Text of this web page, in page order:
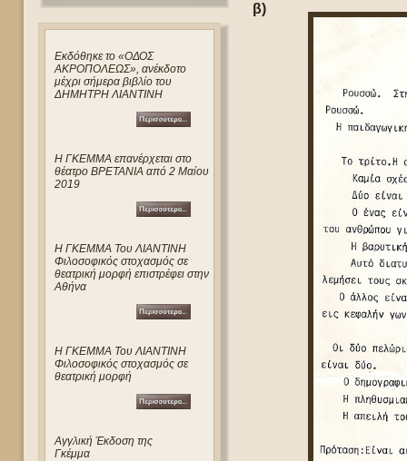
Eκδόθηκε το «ΟΔΟΣ
ΑΚΡΟΠΟΛΕΩΣ», ανέκδοτο
μέχρι σήμερα βιβλίο του
ΔΗΜΗΤΡΗ ΛΙΑΝΤΙΝΗ
Η ΓΚΕΜΜΑ επανέρχεται στο
θέατρο ΒΡΕΤΑΝΙΑ από 2 Μαίου
2019
Η ΓΚΕΜΜΑ Του ΛΙΑΝΤΙΝΗ
Φιλοσοφικός στοχασμός σε
θεατρική μορφή επιστρέφει στην
Αθήνα
Η ΓΚΕΜΜΑ Του ΛΙΑΝΤΙΝΗ
Φιλοσοφικός στοχασμός σε
θεατρική μορφή
Αγγλική Έκδοση της
Γκέμμα
β)